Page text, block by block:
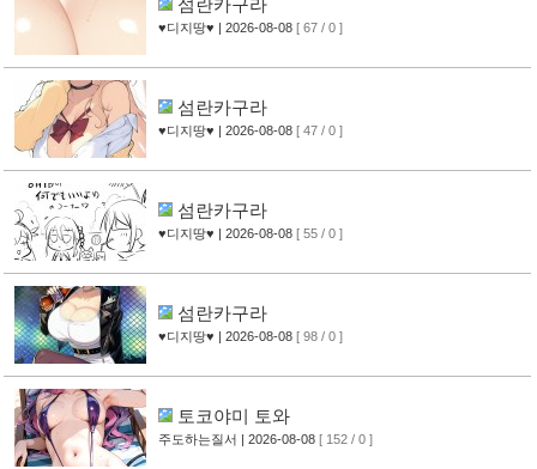
♥디지땅♥ | 2026-08-08 [ 67 / 0 ]
섬란카구라
♥디지땅♥ | 2026-08-08 [ 47 / 0 ]
섬란카구라
♥디지땅♥ | 2026-08-08 [ 55 / 0 ]
섬란카구라
♥디지땅♥ | 2026-08-08 [ 98 / 0 ]
토코야미 토와
주도하는질서 | 2026-08-08 [ 152 / 0 ]